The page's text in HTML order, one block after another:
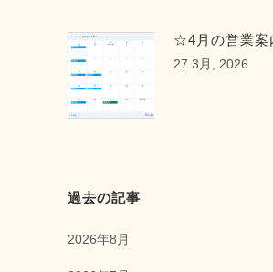
☆4月の営業
27 3月, 2026
過去の記事
2026年8月